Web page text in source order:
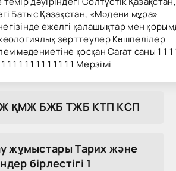
Батыс Қазақстан, «Мәдени мұра»
ежелгі қалашықтар мен
зерттеулер Көшпелілер
мәдениетіне қосқан Сағат саны 1 1 1 1
1 1 1 1 1 1 1 1 1 1 1 1 1 Мерзімі
ҚMЖ БЖБ TЖБ KTП KCП
жұмыстары Тарих және
бірлестігі 1